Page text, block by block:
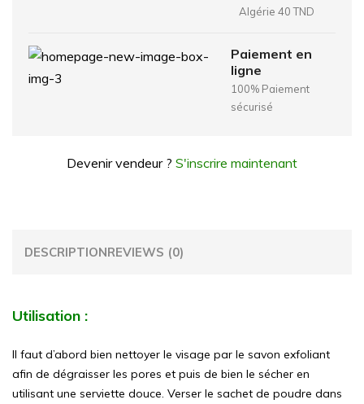
Algérie 40 TND
Paiement en
ligne
100% Paiement
sécurisé
Devenir vendeur ? S'inscrire maintenant
DESCRIPTIONREVIEWS (0)
Utilisation :
Il faut d’abord bien nettoyer le visage par le savon exfoliant
afin de dégraisser les pores et puis de bien le sécher en
utilisant une serviette douce. Verser le sachet de poudre dans